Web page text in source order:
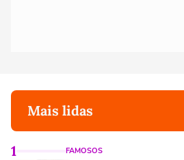
Mais lidas
1 FAMOSOS